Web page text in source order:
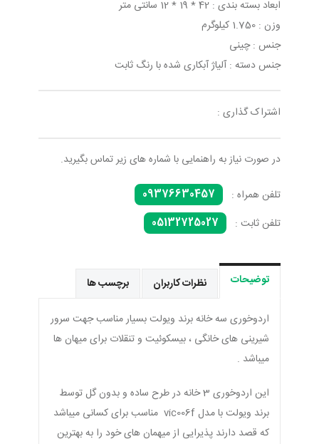
ابعاد بسته بندی : 42 * 19 * 12 سانتی متر
وزن : 1.750 کیلوگرم
جنس : چینی
جنس دسته : آلیاژ آبکاری شده با رنگ ثابت
اشتراک گذاری :
در صورت نیاز به راهنمایی با شماره های زیر تماس بگیرید.
تلفن همراه :
09376630457
تلفن ثابت :
05132725027
توضیحات نظرات کاربران برچسب ها
اردوخوری سه خانه برند ویولت بسیار مناسب جهت سرور
شیرینی های خانگی ، بیسکوئیت و تنقلات برای میهان ها
میباشد .
این اردوخوری 3 خانه در طرح ساده و بدون گل توسط
برند ویولت با مدل vic006f مناسب برای کسانی میباشد
که قصد دارند پذیرایی از میهمان های خود را به بهترین